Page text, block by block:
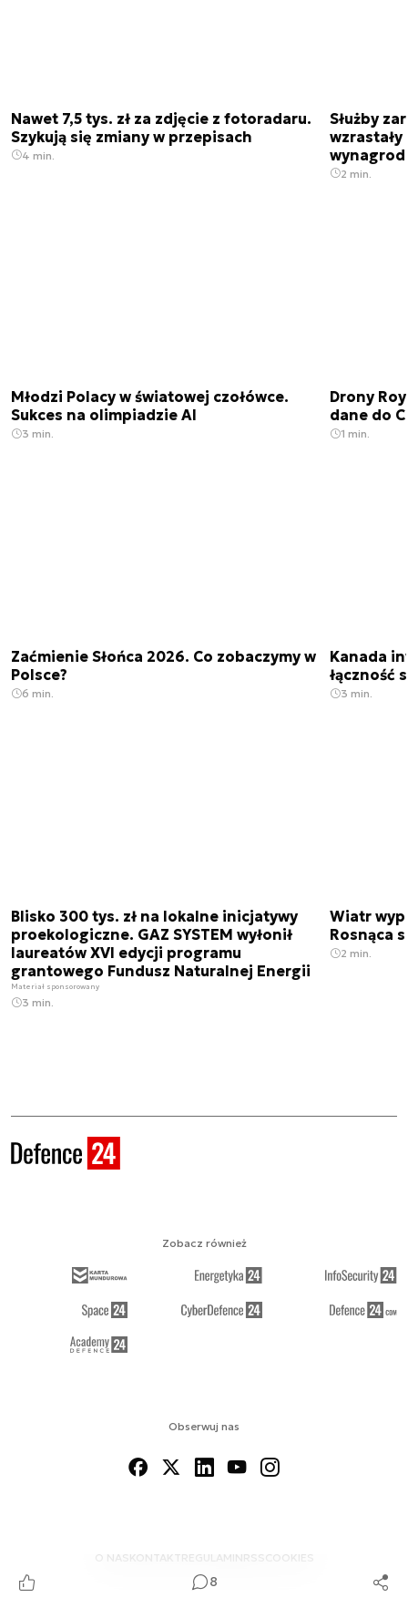
8
Nawet 7,5 tys. zł za zdjęcie z fotoradaru.
Szykują się zmiany w przepisach
4 min.
Służby
2 min.
Młodzi Polacy w światowej czołówce.
Sukces na olimpiadzie AI
3 min.
Drony
dane do
1 min.
Zaćmienie Słońca 2026. Co zobaczymy w
Polsce?
6 min.
Kanada
łączność
3 min.
Blisko 300 tys. zł na lokalne inicjatywy
proekologiczne. GAZ SYSTEM wyłonił
laureatów XVI edycji programu
grantowego Fundusz Naturalnej Energii
Materiał sponsorowany
3 min.
Wiatr
Rosnąca
2 min.
Obserwuj nas
O NAS KONTAKTREGULAMINRSS COOKIES
Zobacz również